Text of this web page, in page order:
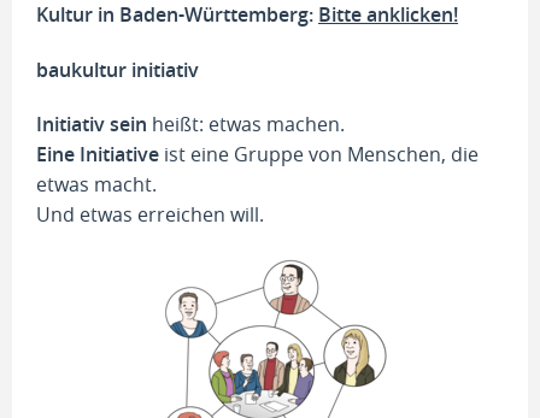
Kultur in Baden-Württemberg: Bitte anklicken!
baukultur initiativ
Initiativ sein heißt: etwas machen.
Eine Initiative ist eine Gruppe von Menschen, die
etwas macht.
Und etwas erreichen will.